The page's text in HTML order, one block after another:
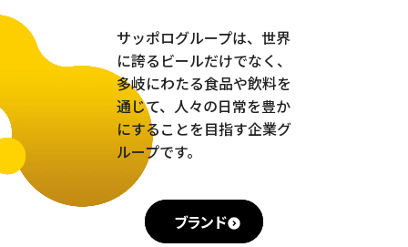
サッポログループは、世界
に誇るビールだけでなく、
多岐にわたる食品や飲料を
通じて、人々の日常を豊か
にすることを目指す企業グ
ループです。
ブランド